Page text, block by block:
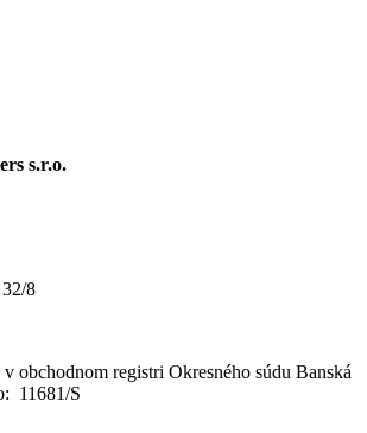
s.r.o.
8
obchodnom registri Okresného súdu Banská
11681/S